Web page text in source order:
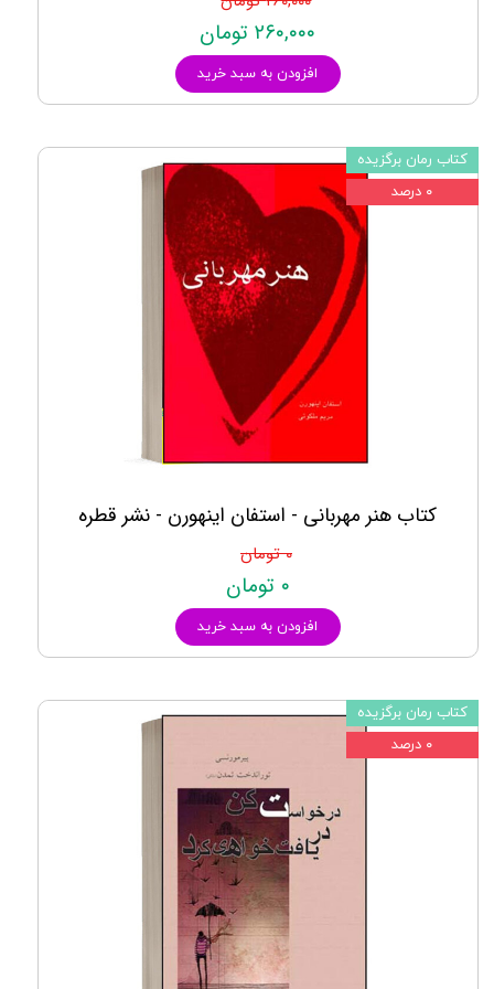
۲۶۰,۰۰۰ تومان
افزودن به سبد خرید
کتاب هنر مهربانی - استفان اینهورن - نشر قطره
۰ تومان
۰ تومان
افزودن به سبد خرید
کتاب رمان برگزیده
۰ درصد
کتاب رمان برگزیده
۰ درصد